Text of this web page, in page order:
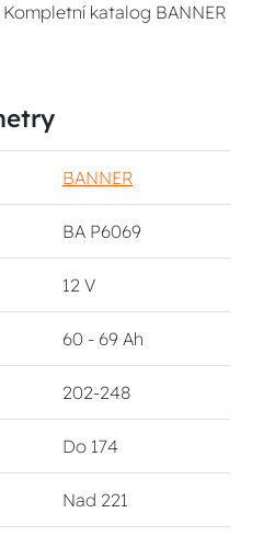
Kompletní katalog BANNER
BANNER
BA P6069
12 V
60 - 69 Ah
202-248
Do 174
Nad 221